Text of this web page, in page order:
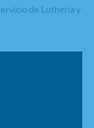
de Luthería y